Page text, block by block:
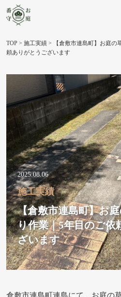
TOP >施工実績 >
【倉敷市連島町】お庭
頼ありがとうございます
2025.08.06
施工実績
【倉敷市連島町】お
り作業｜5年目のご依
ざいます